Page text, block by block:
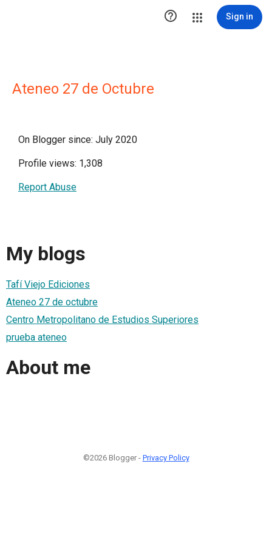
 Sign in
Ateneo 27 de Octubre
On Blogger since: July 2020
Profile views: 1,308
Report Abuse
My blogs
Tafí Viejo Ediciones
Ateneo 27 de octubre
Centro Metropolitano de Estudios Superiores
prueba ateneo
About me
©2026 Blogger - Privacy Policy